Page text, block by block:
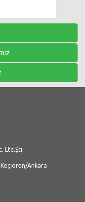
Ltd.Şti.
Ankara